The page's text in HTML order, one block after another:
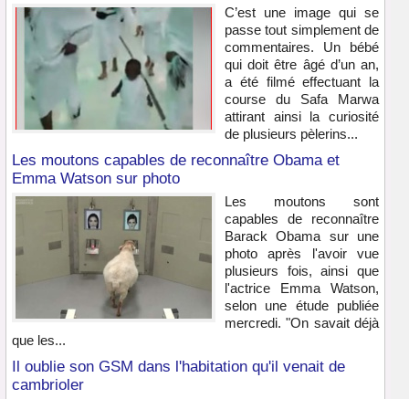
C’est une image qui se
passe tout simplement de
commentaires. Un bébé
qui doit être âgé d’un an,
a été filmé effectuant la
course du Safa Marwa
attirant ainsi la curiosité
de plusieurs pèlerins...
Les moutons capables de reconnaître Obama et
Emma Watson sur photo
Les moutons sont
capables de reconnaître
Barack Obama sur une
photo après l'avoir vue
plusieurs fois, ainsi que
l'actrice Emma Watson,
selon une étude publiée
mercredi. "On savait déjà
que les...
Il oublie son GSM dans l'habitation qu'il venait de
cambrioler